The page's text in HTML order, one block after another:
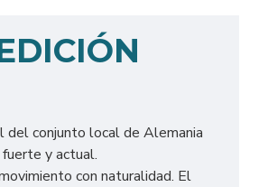
del conjunto local de Alemania
y actual.
con naturalidad. El